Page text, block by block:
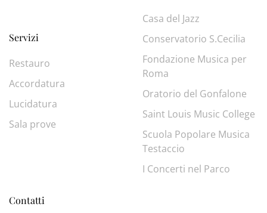
Servizi
Restauro
Accordatura
Lucidatura
Sala prove
Casa del Jazz
Conservatorio S.Cecilia
Fondazione Musica per
Roma
Oratorio del Gonfalone
Saint Louis Music College
Scuola Popolare Musica
Testaccio
I Concerti nel Parco
Contatti